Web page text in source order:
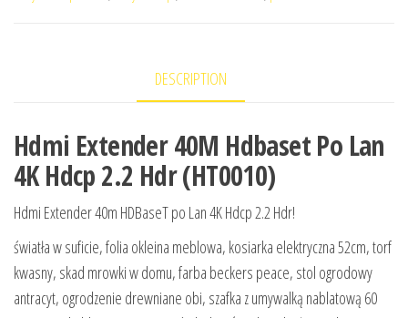
DESCRIPTION
Hdmi Extender 40M Hdbaset Po Lan
4K Hdcp 2.2 Hdr (HT0010)
Hdmi Extender 40m HDBaseT po Lan 4K Hdcp 2.2 Hdr!
światła w suficie, folia okleina meblowa, kosiarka elektryczna 52cm, torf
kwasny, skad mrowki w domu, farba beckers peace, stol ogrodowy
antracyt, ogrodzenie drewniane obi, szafka z umywalką nablatową 60